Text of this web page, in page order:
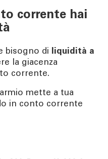
corrente hai
bisogno di liquidità a
la giacenza
corrente.
mette a tua
in conto corrente